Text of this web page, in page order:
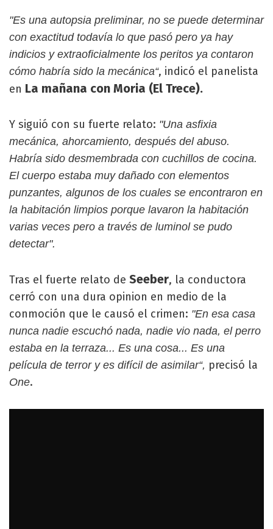
"Es una autopsia preliminar, no se puede determinar
con exactitud todavía lo que pasó pero ya hay
indicios y extraoficialmente los peritos ya contaron
cómo habría sido la mecánica“, indicó el panelista
en La mañana con Moria (El Trece).
Y siguió con su fuerte relato: "Una asfixia
mecánica, ahorcamiento, después del abuso.
Habría sido desmembrada con cuchillos de cocina.
El cuerpo estaba muy dañado con elementos
punzantes, algunos de los cuales se encontraron en
la habitación limpios porque lavaron la habitación
varias veces pero a través de luminol se pudo
detectar".
Tras el fuerte relato de Seeber, la conductora
cerró con una dura opinion en medio de la
conmoción que le causó el crimen: "En esa casa
nunca nadie escuchó nada, nadie vio nada, el perro
estaba en la terraza... Es una cosa... Es una
película de terror y es difícil de asimilar“, precisó la
One.